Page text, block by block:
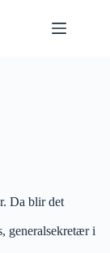
Da blir det
generalsekretær i